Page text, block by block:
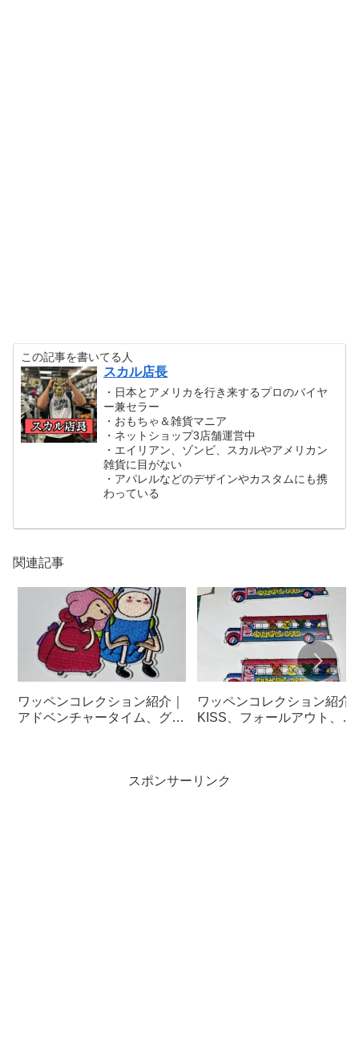
この記事を書いてる人
スカル店長
・日本とアメリカを行き来するプロのバイヤ
ー兼セラー
・おもちゃ＆雑貨マニア
・ネットショップ3店舗運営中
・エイリアン、ゾンビ、スカルやアメリカン
雑貨に目がない
・アパレルなどのデザインやカスタムにも携
わっている
関連記事
ワッペンコレクション紹介｜
アドベンチャータイム、グレ
ワッペンコレクション紹介
KISS、フォールアウト、グ
スポンサーリンク